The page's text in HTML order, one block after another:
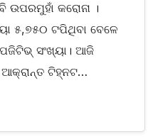
ଉପରମୁହାଁ କରୋନା ।
୫,୭୫୦ ଟପିଥିବା ବେଳେ
ସଂଖ୍ୟା। ଆଜି
ଟିହ୍ନଟ…